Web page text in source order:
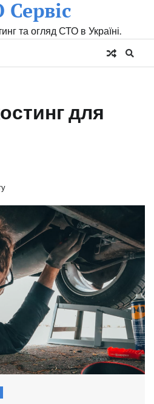
та огляд СТО в Україні.
для